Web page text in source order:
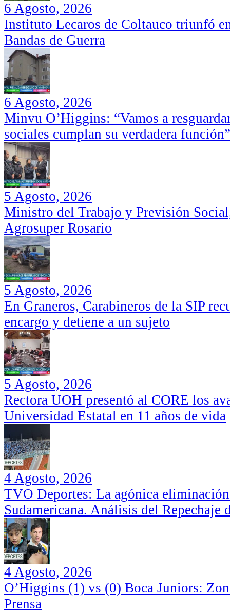
6 Agosto, 2026
Instituto Lecaros de Coltauco triunfó
Bandas de Guerra
6 Agosto, 2026
Minvu O’Higgins: “Vamos a
sociales cumplan su verdadera función”
5 Agosto, 2026
Ministro del Trabajo y Previsión
Agrosuper Rosario
5 Agosto, 2026
En Graneros, Carabineros de la SIP
encargo y detiene a un sujeto
5 Agosto, 2026
Rectora UOH presentó al CORE los
Universidad Estatal en 11 años de vida
4 Agosto, 2026
TVO Deportes: La agónica
Sudamericana. Análisis del Repechaje
4 Agosto, 2026
O’Higgins (1) vs (0) Boca Juniors:
Prensa